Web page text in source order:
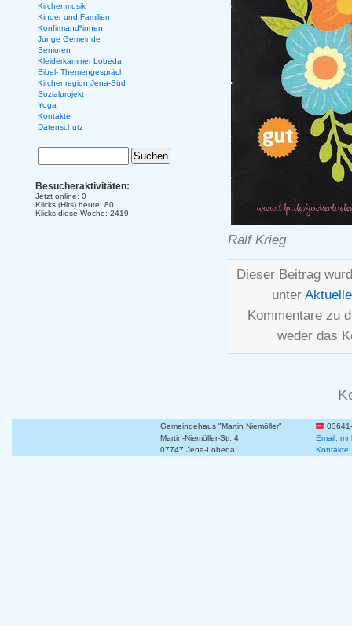
Ralf Krieg
Dieser Beitrag
unter
Kommentare zu
weder das
Kirchenmusik
Kinder und Familien
Konfirmand*innen
Junge Gemeinde
Senioren
Kleiderkammer Lobeda
Bibel- Themengespräch
Kirchenregion Jena-Süd
Sozialprojekt
Yoga
Kontakte
Datenschutz
Besucheraktivitäten:
Jetzt online: 0
Klicks (Hits) heute: 80
Klicks diese Woche: 2419
Gemeindehaus "Martin Niemöller"
Martin-Niemöller-Str. 4
Email:
07747 Jena-Lobeda